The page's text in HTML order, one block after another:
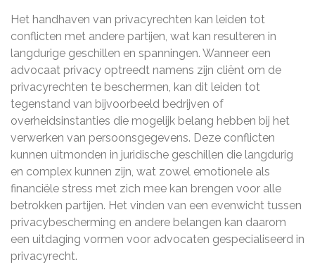
Het handhaven van privacyrechten kan leiden tot
conflicten met andere partijen, wat kan resulteren in
langdurige geschillen en spanningen. Wanneer een
advocaat privacy optreedt namens zijn cliënt om de
privacyrechten te beschermen, kan dit leiden tot
tegenstand van bijvoorbeeld bedrijven of
overheidsinstanties die mogelijk belang hebben bij het
verwerken van persoonsgegevens. Deze conflicten
kunnen uitmonden in juridische geschillen die langdurig
en complex kunnen zijn, wat zowel emotionele als
financiële stress met zich mee kan brengen voor alle
betrokken partijen. Het vinden van een evenwicht tussen
privacybescherming en andere belangen kan daarom
een uitdaging vormen voor advocaten gespecialiseerd in
privacyrecht.